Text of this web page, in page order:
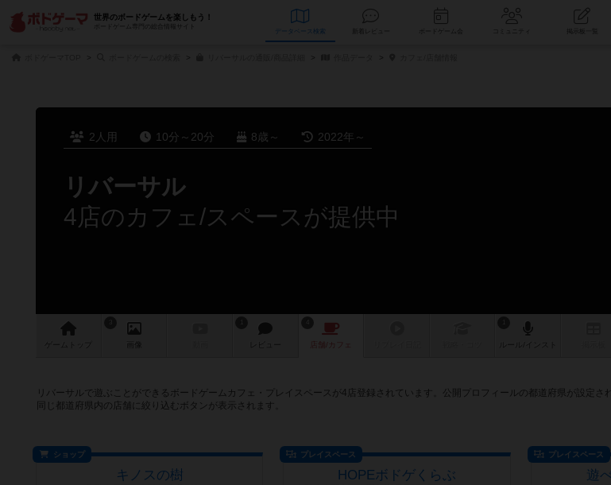
世界のボードゲームを楽しもう！
ボードゲーム専門の総合情報サイト
データベース コミュニティ
2人用 10分～20分 8歳～ 2022年～
リバーサル
4店のカフェ/スペースが提供中
ゲーム 画像 店舗/ カフェ
リバーサルで遊ぶことができるボードゲームカフェ・プレイスペースが4店登録されています。公開プロフィールの都道府県が設定さ
同じ都道府県内の店舗に絞り込むボタンが表示されます。
ショップ
キノスの樹
プレイスペース
HOPEボドゲくらぶ
プレイスペース
遊